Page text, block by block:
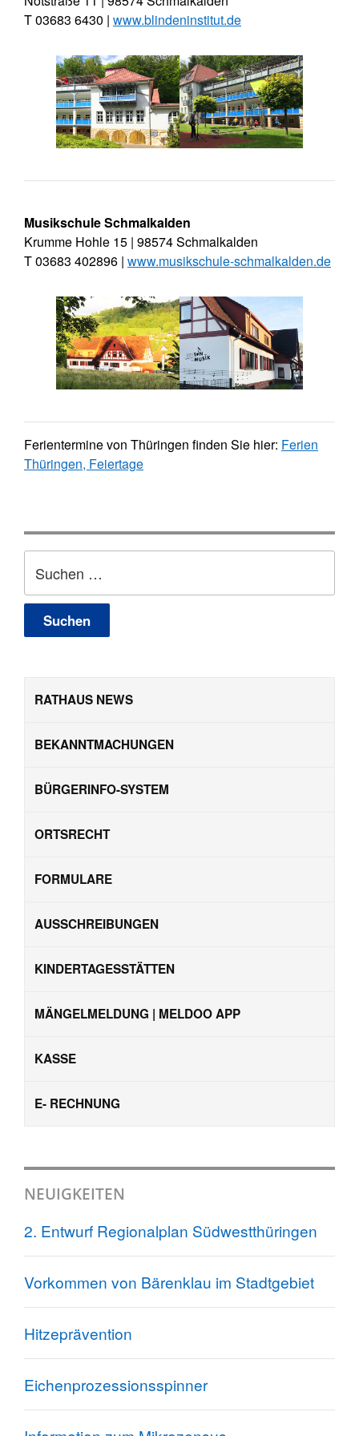
nach:
RATHAUS NEWS
BEKANNTMACHUNGEN
BÜRGERINFO-SYSTEM
ORTSRECHT
FORMULARE
AUSSCHREIBUNGEN
KINDERTAGESSTÄTTEN
MÄNGELMELDUNG | MELDOO APP
KASSE
E- RECHNUNG
NEUIGKEITEN
2. Entwurf Regionalplan Südwestthüringen
Vorkommen von Bärenklau im Stadtgebiet
Hitzeprävention
Eichenprozessionsspinner
T 03683 6430 | www.blindeninstitut.de
Musikschule Schmalkalden
Krumme Hohle 15 | 98574 Schmalkalden
T 03683 402896 | www.musikschule-schmalkalden.de
Ferientermine von Thüringen finden Sie hier: Ferien
Thüringen, Feiertage